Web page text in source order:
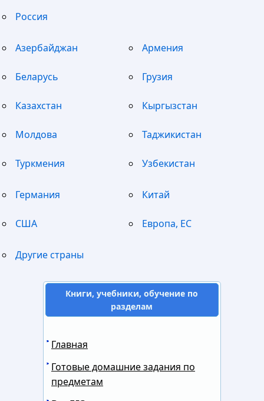
Россия
Азербайджан Армения
Беларусь Грузия
Казахстан Кыргызстан
Молдова Таджикистан
Туркмения Узбекистан
Германия Китай
США Европа, ЕС
Другие страны
Книги, учебники, обучение по
разделам
Главная
Готовые домашние задания по
предметам